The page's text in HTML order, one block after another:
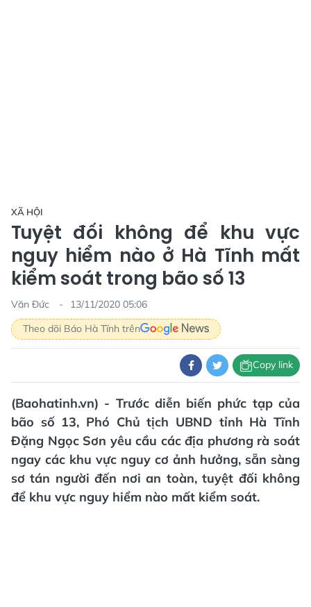
XÃ HỘI
Tuyệt đối không để khu vực
nguy hiểm nào ở Hà Tĩnh mất
kiểm soát trong bão số 13
Văn Đức
13/11/2020 05:06
Theo dõi Báo Hà Tĩnh trên
Copy link
(Baohatinh.vn) - Trước diễn biến phức tạp của
bão số 13, Phó Chủ tịch UBND tỉnh Hà Tĩnh
Đặng Ngọc Sơn yêu cầu các địa phương rà soát
ngay các khu vực nguy cơ ảnh hưởng, sẵn sàng
sơ tán người đến nơi an toàn, tuyệt đối không
để khu vực nguy hiểm nào mất kiểm soát.